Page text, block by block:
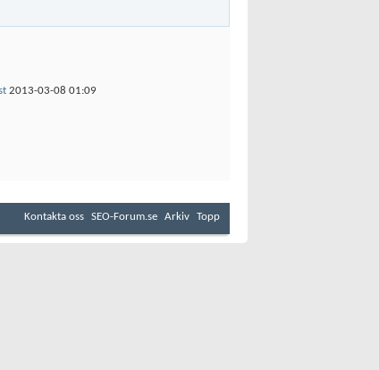
2013-03-08 01:09
Kontakta oss SEO-Forum.se Arkiv Topp